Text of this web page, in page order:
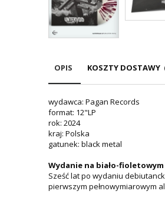
OPIS KOSZTY DOSTAWY
wydawca: Pagan Records
format: 12"LP
rok: 2024
kraj: Polska
gatunek: black metal
Wydanie na biało-
Sześć lat po wydaniu
pierwszym pełnowymiarowym